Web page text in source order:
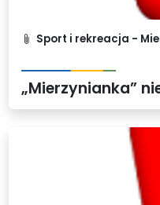
Sport i rekreacja -